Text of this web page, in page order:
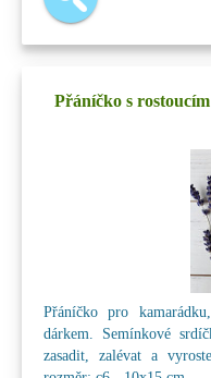
Přáníčko s
Přáníčko pro
dárkem. Semínkové
zasadit, zalévat a